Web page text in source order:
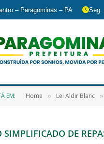
– Paragominas – PA Seg.
EM: Home » Lei Aldir Blanc »
SIMPLIFICADO DE